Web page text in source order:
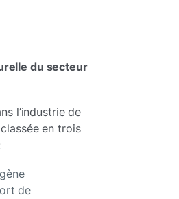
du secteur
l’industrie de
en trois
de